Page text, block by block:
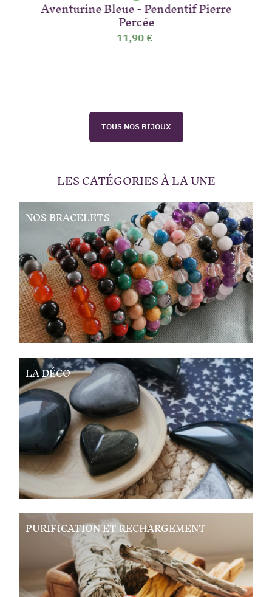
Aventurine Bleue - Pendentif Pierre
Percée
11,90 €
TOUS NOS BIJOUX
LES CATÉGORIES À LA UNE
NOS BRACELETS
LA DÉCO
PURIFICATION ET RECHARGEMENT